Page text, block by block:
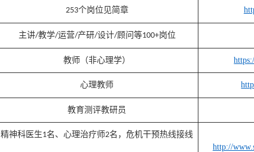
253个岗位见简章
主讲/教学/运营/产研/设计/顾问等100+岗位
教师（非心理学）
心理教师
教育测评教研员
精神科医生1名、心理治疗师2名，危机干预热线接线
http://